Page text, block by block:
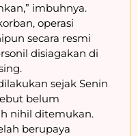
imbuhnya.
operasi
secara resmi
disiagakan di
sejak Senin
belum
nihil ditemukan.
berupaya